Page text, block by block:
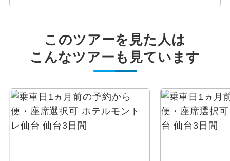
このツアーを見た人は
こんなツアーも見ています